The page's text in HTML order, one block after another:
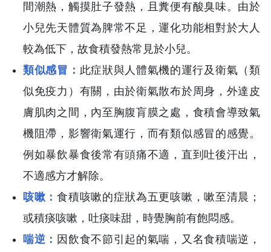
間潮熱，觸摸肚子發熱，且糞便有酸臭味。由於
小兒先天體質為脾常不足，運化功能相對於大人
較為低下，故食積發熱常見於小兒。
類似感冒： 此症狀與人體氣機的運行及衛氣（類
似免疫力）有關，由於衛氣散布於周身，外達皮
膚肌肉之間，內至胸腹肓膜之處，食積會導致氣
機阻滯，影響衛氣運行，而有類似感冒的感覺。
例如暴飲暴食後常有頭痛不適，直到吐後汗出，
不適感方才解除。
咳嗽：食積咳嗽的症狀為五更咳嗽，嗽至清晨；
或積痰咳嗽，吐痰味甜，時覺胸前有飽悶感。
喘逆： 因飲食不節引起的氣喘，又名食積喘逆，